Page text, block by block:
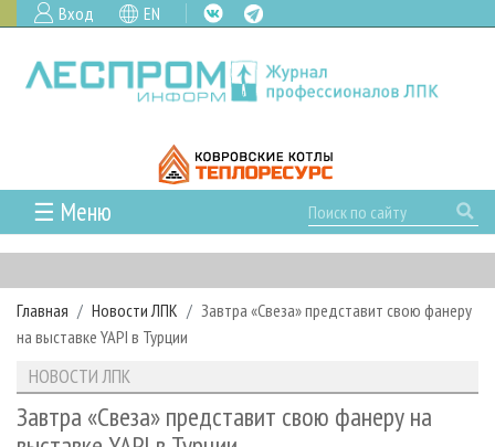
Вход EN
☰ Меню
ГЛАВНАЯ
РУБРИКИ И ТЕМЫ
РУБРИКИ ЖУРНАЛА
ЛЕСОЗАГОТОВКА
ЛЕСОПИЛЕНИЕ
НОВОСТИ
НОВОСТИ ЛПК
НОВОСТИ ЖУРНАЛА
ПРОЕКТЫ ЛПИ
АНАЛИТИКА
ПРЕДПРИЯТИЯ ЛПК
АРХИВ ЖУРНАЛОВ
О ЖУРНАЛЕ
Главная Новости ЛПК
Завтра «Свеза» представит свою фанеру
на выставке YAPI в Турции
НОВОСТИ ЛПК
Завтра «Свеза» представит свою фанеру на